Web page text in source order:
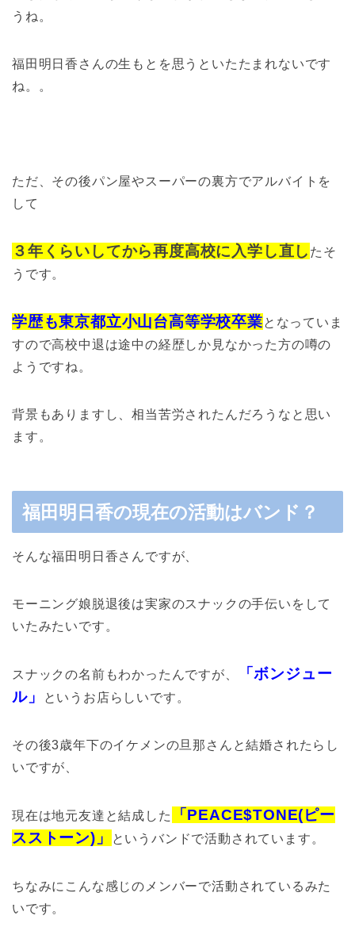
うね。
福田明日香さんの生もとを思うといたたまれないです
ね。。
ただ、その後パン屋やスーパーの裏方でアルバイトを
して
３年くらいしてから再度高校に入学し直し たそ
うです。
学歴も東京都立小山台高等学校卒業となっていま
すので高校中退は途中の経歴しか見なかった方の噂の
ようですね。
背景もありますし、相当苦労されたんだろうなと思い
ます。
福田明日香の現在の活動はバンド？
そんな福田明日香さんですが、
モーニング娘脱退後は実家のスナックの手伝いをして
いたみたいです。
スナックの名前もわかったんですが、
「ボンジュー
ル」
というお店らしいです。
その後3歳年下のイケメンの旦那さんと結婚されたらし
いですが、
現在は地元友達と結成した
「PEACE$TONE(ピー
スストーン)」
というバンドで活動されています。
ちなみにこんな感じのメンバーで活動されているみた
いです。